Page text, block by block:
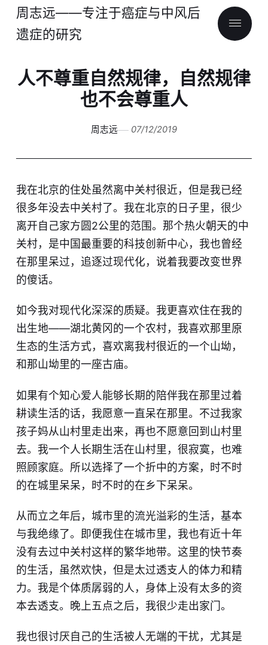
周志远——专注于癌症与中风后
遗症的研究
人不尊重自然规律，自然规律
也不会尊重人
周志远 07/12/2019
我在北京的住处虽然离中关村很近，但是我已经
很多年没去中关村了。我在北京的日子里，很少
离开自己家方圆2公里的范围。那个热火朝天的中
关村，是中国最重要的科技创新中心，我也曾经
在那里呆过，追逐过现代化，说着我要改变世界
的傻话。
如今我对现代化深深的质疑。我更喜欢住在我的
出生地——湖北黄冈的一个农村，我喜欢那里原
生态的生活方式，喜欢离我村很近的一个山坳，
和那山坳里的一座古庙。
如果有个知心爱人能够长期的陪伴我在那里过着
耕读生活的话，我愿意一直呆在那里。不过我家
孩子妈从山村里走出来，再也不愿意回到山村里
去。我一个人长期生活在山村里，很寂寞，也难
照顾家庭。所以选择了一个折中的方案，时不时
的在城里呆呆，时不时的在乡下呆呆。
从而立之年后，城市里的流光溢彩的生活，基本
与我绝缘了。即便我住在城市里，我也有近十年
没有去过中关村这样的繁华地带。这里的快节奏
的生活，虽然欢快，但是太过透支人的体力和精
力。我是个体质孱弱的人，身体上没有太多的资
本去透支。晚上五点之后，我很少走出家门。
我也很讨厌自己的生活被人无端的干扰，尤其是